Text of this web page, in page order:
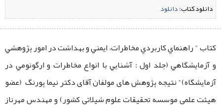
دانلود کتاب:دانلود
کتاب " راهنماي كاربردي مخاطرات، ايمني و بهداشت در امور پژوهشي
و آزمايشگاهي (جلد اول : آشنايي با انواع مخاطرات و ارگونومي در
آزمايشگاه)" نتیجه پژوهش ‌های مولفان آقای دکتر نیما پورنگ (عضو
هیئت علمی موسسه تحقیقات علوم شیلاتی کشور) و مهندس مهرناز